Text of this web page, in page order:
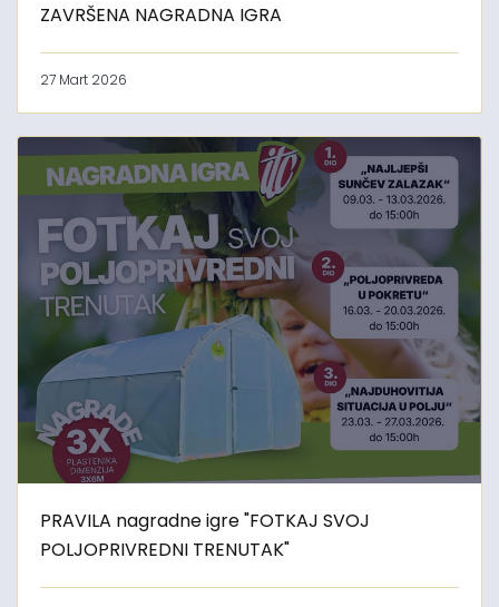
ZAVRŠENA NAGRADNA IGRA
27 Mart 2026
PRAVILA nagradne igre "FOTKAJ SVOJ
POLJOPRIVREDNI TRENUTAK"